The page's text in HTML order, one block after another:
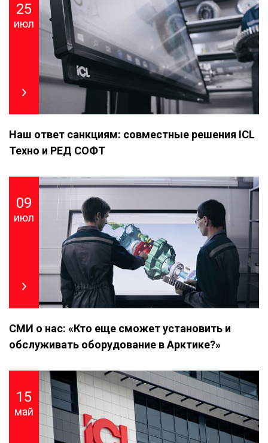
25
июл
Наш ответ санкциям: совместные решения ICL
Техно и РЕД СОФТ
09
июл
СМИ о нас: «Кто еще сможет установить и
обслуживать оборудование в Арктике?»
15
май